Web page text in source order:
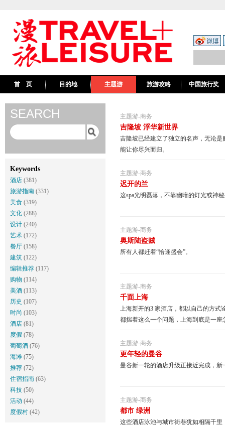
首 页 目的地 主题游 旅游攻略 中国旅行奖
SEARCH
Keywords
酒店 (381)
旅游指南 (331)
美食 (319)
文化 (288)
设计 (240)
艺术 (172)
餐厅 (158)
建筑 (122)
编辑推荐 (117)
购物 (114)
美酒 (113)
历史 (107)
时尚 (103)
酒店 (81)
度假 (78)
葡萄酒 (76)
海滩 (75)
推荐 (72)
住宿指南 (63)
科技 (50)
活动 (44)
度假村 (42)
主题游-商务
吉隆坡 浮华新世界
吉隆坡已经建立了独立的名声，无论
能让你尽兴而归。
主题游-商务
迟开的兰
这spa光明磊落，不靠幽暗的灯光或神
主题游-商务
奥斯陆盗贼
所有人都赶着“恰逢盛会”。
主题游-商务
千面上海
上海新开的3 家酒店，都以自己的方式
都揣着这么一个问题，上海到底是一座
主题游-商务
更年轻的曼谷
曼谷新一轮的酒店升级正接近完成，
主题游-商务
都市 绿洲
这些酒店泳池与城市街巷犹如相隔千